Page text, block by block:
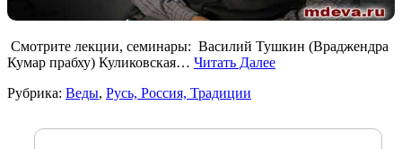
Смотрите лекции, семинары: Василий Тушкин (Враджендра
Кумар прабху) Куликовская… Читать Далее
Рубрика: Веды, Русь, Россия, Традиции